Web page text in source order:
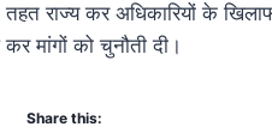
तहत राज्य कर अधिकारियों के
मांगों को चुनौती दी।
Share this: